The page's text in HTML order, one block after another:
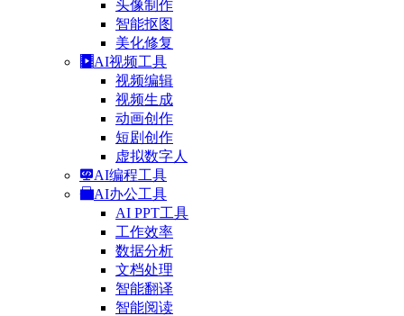
头像制作
智能抠图
美化修复
AI视频工具
视频编辑
视频生成
动画创作
短剧创作
虚拟数字人
AI编程工具
AI办公工具
AI PPT工具
工作效率
数据分析
文档处理
智能翻译
智能阅读